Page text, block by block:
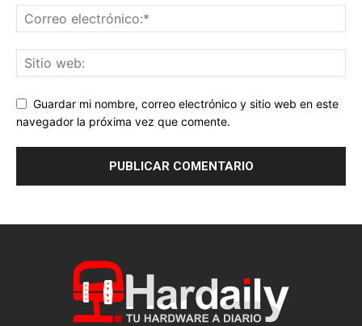
Guardar mi nombre, correo electrónico y sitio web en este
navegador la próxima vez que comente.